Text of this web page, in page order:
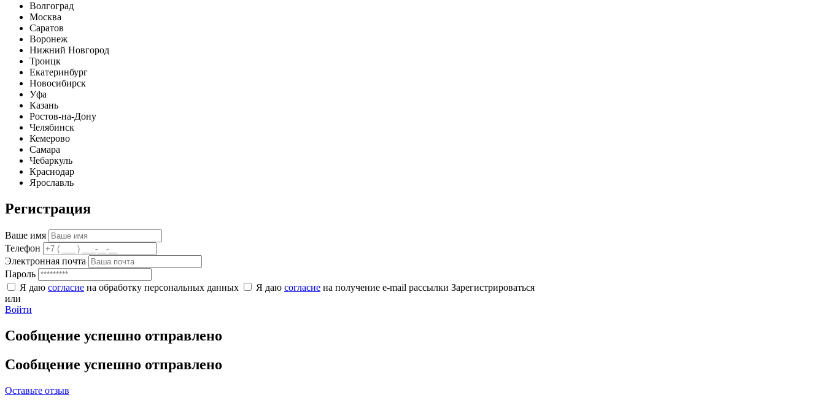
Волгоград
Москва
Саратов
Воронеж
Нижний Новгород
Троицк
Екатеринбург
Новосибирск
Уфа
Казань
Ростов-на-Дону
Челябинск
Кемерово
Самара
Чебаркуль
Краснодар
Ярославль
Регистрация
Ваше имя
Телефон
Электронная почта
Пароль
Я даю согласие на обработку персональных данных Я даю согласие на получение e-mail рассылки Зарегистрироваться
или
Войти
Сообщение успешно отправлено
Сообщение успешно отправлено
Оставьте отзыв